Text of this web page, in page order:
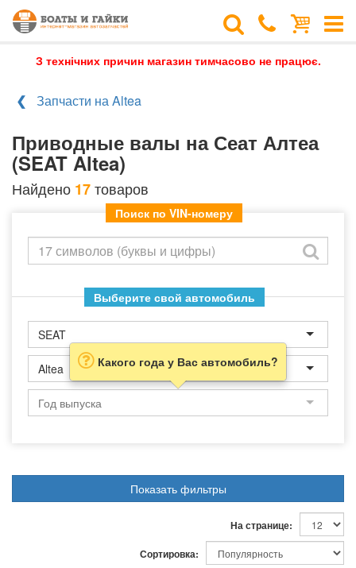
З технічних причин магазин тимчасово не працює.
Запчасти на Altea
Приводные валы на Сеат Алтеа
(SEAT Altea)
Найдено 17товаров
Поиск по VIN-номеру
Выберите свой автомобиль
SEAT
Altea Какого года у Вас автомобиль?
Показать фильтры
На странице:
Сортировка: